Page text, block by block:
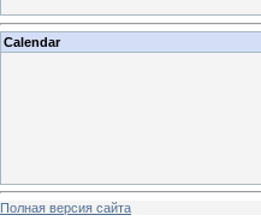
Calendar
Полная версия сайта